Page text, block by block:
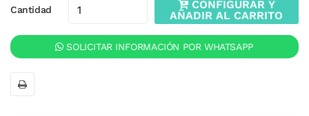
Cantidad
CONFIGURAR Y
AÑADIR AL CARRITO
SOLICITAR INFORMACIÓN POR WHATSAPP